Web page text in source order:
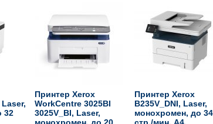
Laser,
32
Принтер Xerox
WorkCentre 3025BI
3025V_BI, Laser,
Принтер Xerox
B235V_DNI, Laser,
монохромен, до 34